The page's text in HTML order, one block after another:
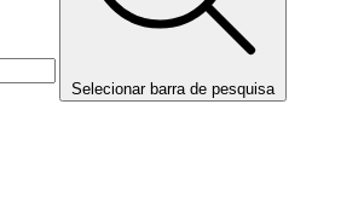
Selecionar barra de pesquisa